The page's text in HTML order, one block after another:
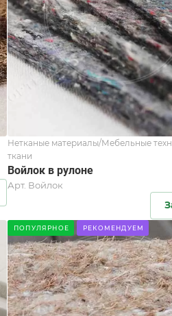
Нетканые материалы/Мебельные
ткани
Войлок в рулоне
Арт. Войлок
ПОПУЛЯРНОЕ РЕКОМЕНДУЕМ